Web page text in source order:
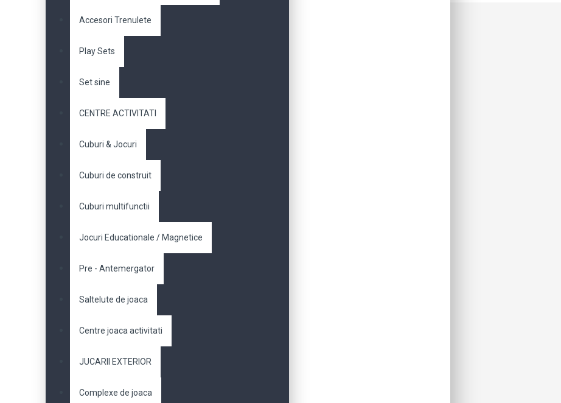
Accesori Trenulete
Play Sets
Set sine
CENTRE ACTIVITATI
Cuburi & Jocuri
Cuburi de construit
Cuburi multifunctii
Jocuri Educationale / Magnetice
Pre - Antemergator
Saltelute de joaca
Centre joaca activitati
JUCARII EXTERIOR
Complexe de joaca